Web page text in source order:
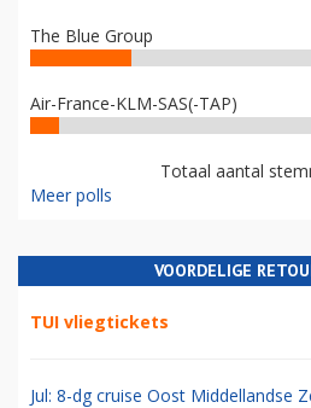
The Blue Group
Air-France-KLM-SAS(-TAP)
Totaal aantal
Meer polls
VOORDELIGE
TUI vliegtickets
Jul: 8-dg cruise Oost Middellandse